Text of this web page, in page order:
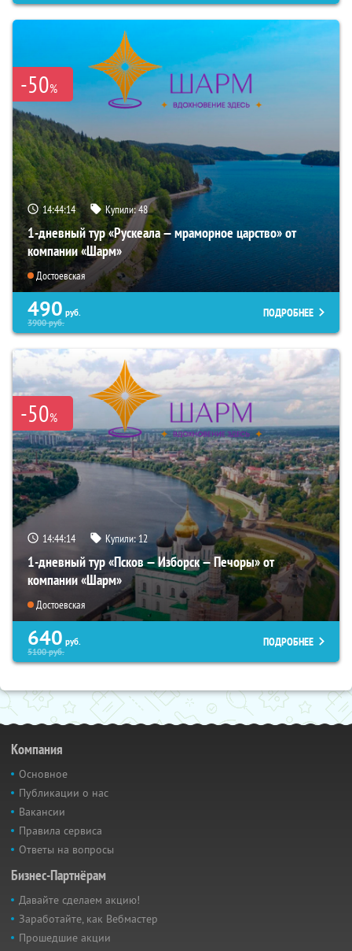
-50%
14:44:12 Купили:48
1-дневный тур «Рускеала — мраморное царство» от
компании «Шарм»
Достоевская
490 руб.
3900руб.
ПОДРОБНЕЕ
-50%
14:44:12 Купили:12
1-дневный тур «Псков — Изборск — Печоры» от
компании «Шарм»
Достоевская
640 руб.
5100руб.
ПОДРОБНЕЕ
Компания
Основное
Публикации о нас
Вакансии
Правила сервиса
Ответы на вопросы
Бизнес-Партнёрам
Давайте сделаем акцию!
Заработайте, как Вебмастер
Прошедшие акции